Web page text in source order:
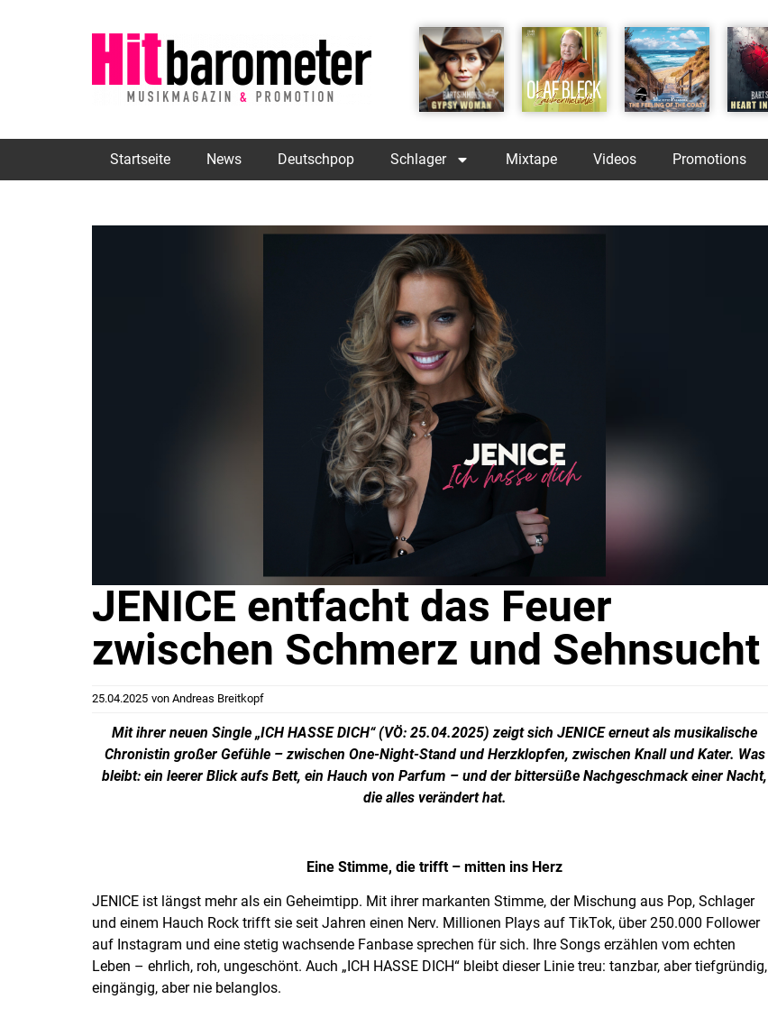
Startseite News Deutschpop Schlager Mixtape Videos Promotions
JENICE entfacht das Feuer
zwischen Schmerz und Sehnsucht
25.04.2025 von Andreas Breitkopf
Mit ihrer neuen Single „ICH HASSE DICH“ (VÖ: 25.04.2025) zeigt sich JENICE erneut als musikalische
Chronistin großer Gefühle – zwischen One-Night-Stand und Herzklopfen, zwischen Knall und Kater. Was
bleibt: ein leerer Blick aufs Bett, ein Hauch von Parfum – und der bittersüße Nachgeschmack einer Nacht,
die alles verändert hat.
Eine Stimme, die trifft – mitten ins Herz
JENICE ist längst mehr als ein Geheimtipp. Mit ihrer markanten Stimme, der Mischung aus Pop, Schlager
und einem Hauch Rock trifft sie seit Jahren einen Nerv. Millionen Plays auf TikTok, über 250.000 Follower
auf Instagram und eine stetig wachsende Fanbase sprechen für sich. Ihre Songs erzählen vom echten
Leben – ehrlich, roh, ungeschönt. Auch „ICH HASSE DICH“ bleibt dieser Linie treu: tanzbar, aber tiefgründig,
eingängig, aber nie belanglos.